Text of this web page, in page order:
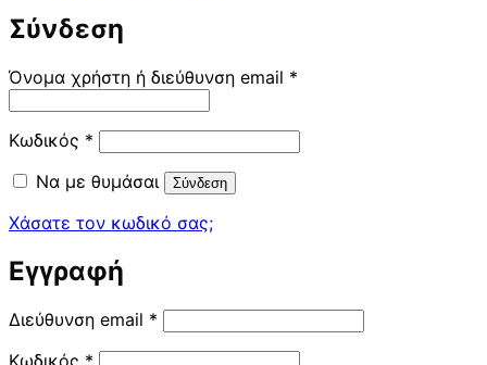
Σύνδεση
Όνομα χρήστη ή διεύθυνση email *
Κωδικός * Απαιτείται
Να με θυμάσαι
Σύνδεση
Χάσατε τον κωδικό σας;
Εγγραφή
Διεύθυνση email * Απαιτείται
Κωδικός * Απαιτείται